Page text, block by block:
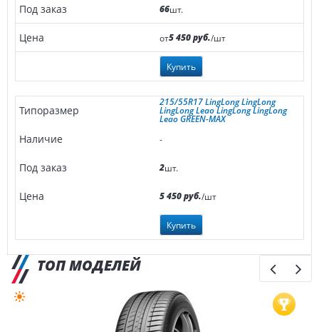
66шт.
от5 450 руб./шт
Купить
215/55R17 LingLong LingLong
LingLong Leao LingLong LingLong
Leao GREEN-MAX
-
2шт.
5 450 руб./шт
Купить
ТОП МОДЕЛЕЙ